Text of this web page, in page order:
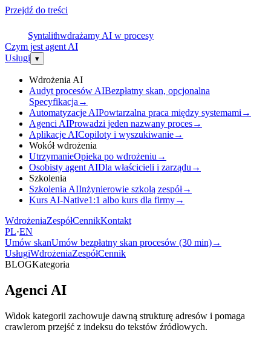
Przejdź do treści
Syntalithwdrażamy AI w procesy
Czym jest agent AI
Usługi ▾
Wdrożenia AI
Audyt procesów AIBezpłatny skan, opcjonalna
Specyfikacja →
Automatyzacje AIPowtarzalna praca między systemami →
Agenci AIProwadzi jeden nazwany proces→
Aplikacje AICopiloty i wyszukiwanie→
Wokół wdrożenia
UtrzymanieOpieka po wdrożeniu →
Osobisty agent AIDla właścicieli i zarządu →
Szkolenia
Szkolenia AIInżynierowie szkolą zespół→
Kurs AI-Native1:1 albo kurs dla firmy→
WdrożeniaZespółCennikKontakt
PL·EN
Umów skanUmów bezpłatny skan procesów (30 min)→
UsługiWdrożeniaZespółCennik
BLOGKategoria
Agenci AI
Widok kategorii zachowuje dawną strukturę adresów i pomaga
crawlerom przejść z indeksu do tekstów źródłowych.